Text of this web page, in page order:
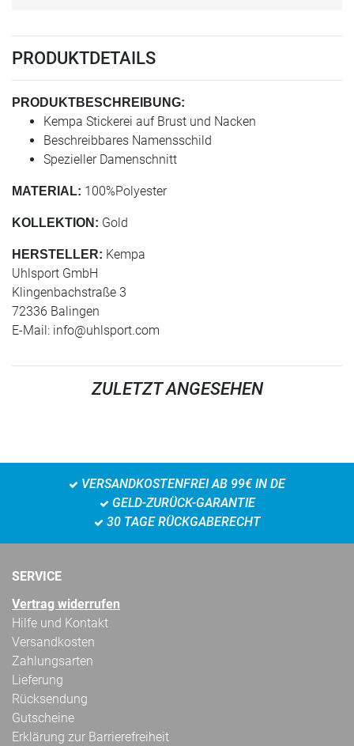
PRODUKTDETAILS
PRODUKTBESCHREIBUNG:
Kempa Stickerei auf Brust und Nacken
Beschreibbares Namensschild
Spezieller Damenschnitt
MATERIAL: 100%Polyester
KOLLEKTION: Gold
HERSTELLER: Kempa
Uhlsport GmbH
Klingenbachstraße 3
72336 Balingen
E-Mail: info@uhlsport.com
ZULETZT ANGESEHEN
VERSANDKOSTENFREI AB 99€ IN DE
GELD-ZURÜCK-GARANTIE
30 TAGE RÜCKGABERECHT
SERVICE
Vertrag widerrufen
Hilfe und Kontakt
Versandkosten
Zahlungsarten
Lieferung
Rücksendung
Gutscheine
Erklärung zur Barrierefreiheit